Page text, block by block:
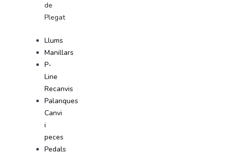
de
Plegat
Llums
Manillars
P-
Line
Recanvis
Palanques
Canvi
i
peces
Pedals